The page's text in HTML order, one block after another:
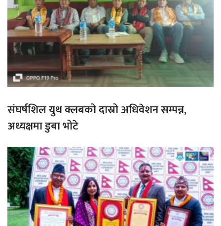
संघर्षशिल युथ क्लबको दास्रो अधिवेशन सम्पन्न,
अध्यक्षमा डुबा भोटे